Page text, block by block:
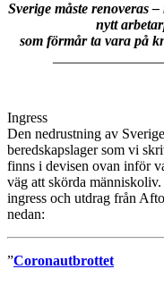
Sverige måste renoveras
nytt
som förmår ta vara på
Ingress
Den nedrustning av
beredskapslager som vi
finns i devisen ovan inför
väg att skörda
ingress och utdrag från
nedan:
”Coronautbrottet